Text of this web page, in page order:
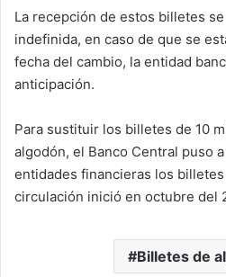
La recepción de estos billetes
indefinida, en caso de que se
fecha del cambio, la entidad
anticipación.
Para sustituir los billetes de 10
algodón, el Banco Central puso
entidades financieras los
circulación inició en octubre del
Billetes de